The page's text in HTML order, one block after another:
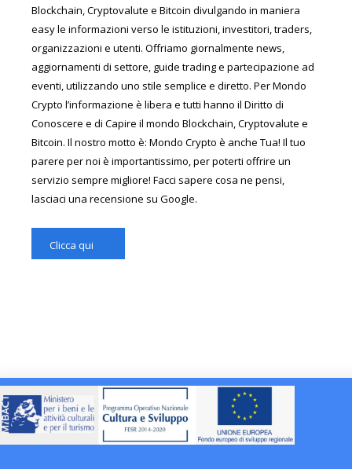
Blockchain, Cryptovalute e Bitcoin divulgando in maniera
easy le informazioni verso le istituzioni, investitori, traders,
organizzazioni e utenti. Offriamo giornalmente news,
aggiornamenti di settore, guide trading e partecipazione ad
eventi, utilizzando uno stile semplice e diretto. Per Mondo
Crypto l’informazione è libera e tutti hanno il Diritto di
Conoscere e di Capire il mondo Blockchain, Cryptovalute e
Bitcoin. Il nostro motto è: Mondo Crypto è anche Tua! Il tuo
parere per noi è importantissimo, per poterti offrire un
servizio sempre migliore! Facci sapere cosa ne pensi,
lasciaci una recensione su Google.
Clicca qui